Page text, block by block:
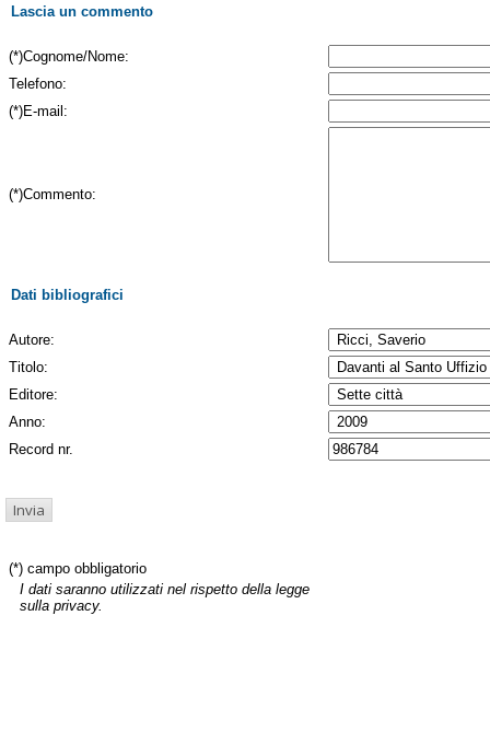
Lascia un commento
(*)Cognome/Nome:
Telefono:
(*)E-mail:
(*)Commento:
Dati bibliografici
Autore:
Titolo:
Editore:
Anno:
Record nr.
(*) campo obbligatorio
I dati saranno utilizzati nel rispetto della legge
sulla privacy.